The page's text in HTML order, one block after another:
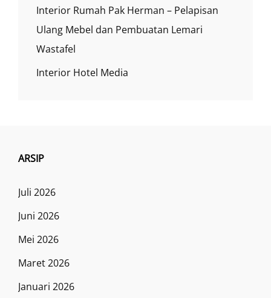
Interior Rumah Pak Herman – Pelapisan
Ulang Mebel dan Pembuatan Lemari
Wastafel
Interior Hotel Media
ARSIP
Juli 2026
Juni 2026
Mei 2026
Maret 2026
Januari 2026